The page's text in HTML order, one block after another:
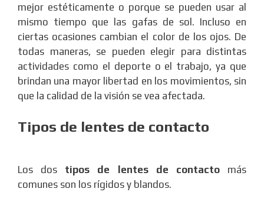
mejor estéticamente o porque se pueden usar al
mismo tiempo que las gafas de sol. Incluso en
ciertas ocasiones cambian el color de los ojos. De
todas maneras, se pueden elegir para distintas
actividades como el deporte o el trabajo, ya que
brindan una mayor libertad en los movimientos, sin
que la calidad de la visión se vea afectada.
Tipos de lentes de contacto
Los dos tipos de lentes de contactomás
comunes son los rígidos y blandos.